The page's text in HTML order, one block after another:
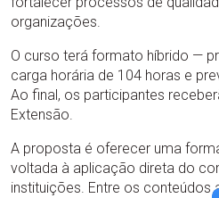
organizações.
O curso terá formato híbrido —
carga horária de 104 horas e
Ao final, os participantes
Extensão.
A proposta é oferecer uma
voltada à aplicação direta do
instituições. Entre os conteúdos